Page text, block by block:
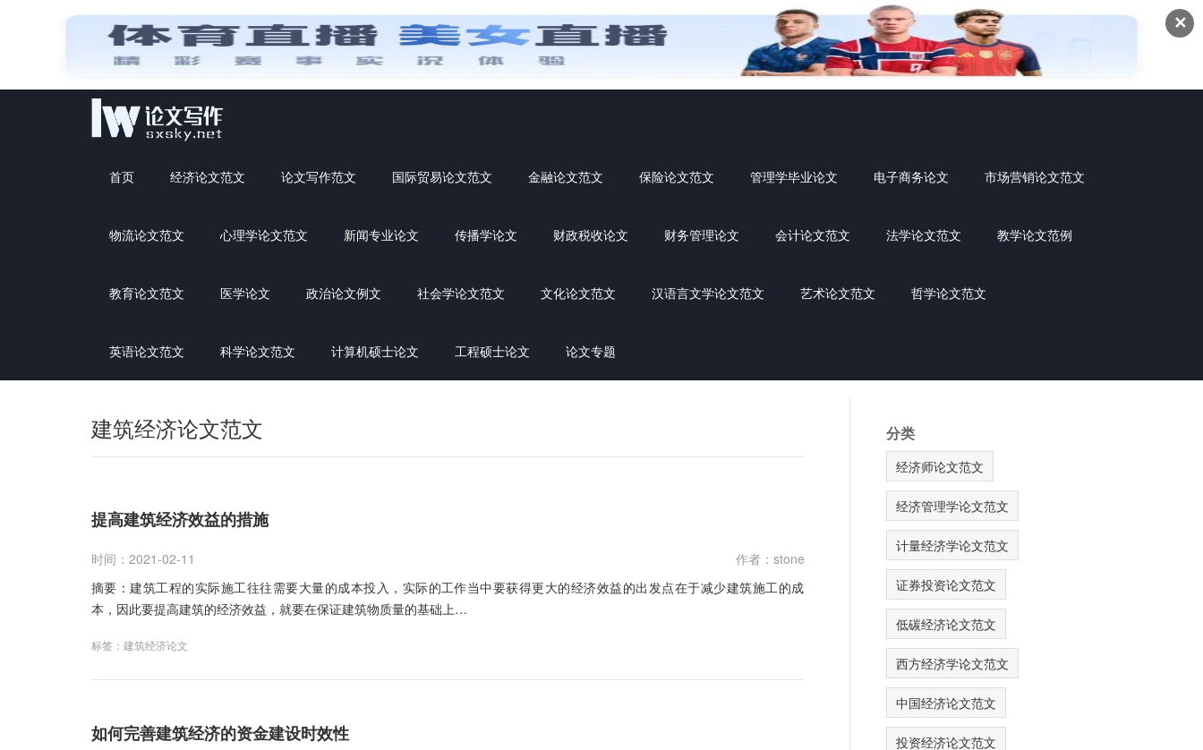
✕
首页 经济论文范文 论文写作范文 国际贸易论文范文 金融论文范文 保险论文范文 管理学毕业论文 电子商务论文 市场营销论文范文
物流论文范文 心理学论文范文 新闻专业论文 传播学论文 财政税收论文 财务管理论文 会计论文范文 法学论文范文 教学论文范例
教育论文范文 医学论文 政治论文例文 社会学论文范文 文化论文范文 汉语言文学论文范文 艺术论文范文 哲学论文范文
英语论文范文 科学论文范文 计算机硕士论文 工程硕士论文 论文专题
建筑经济论文范文
提高建筑经济效益的措施
时间：2021-02-11
作者：stone
摘要：建筑工程的实际施工往往需要大量的成本投入，实际的工作当中要获得更大的经济效益的出发点在于减少建筑施工的成
本，因此要提高建筑的经济效益，就要在保证建筑物质量的基础上…
标签： 建筑经济论文
如何完善建筑经济的资金建设时效性
分类
经济师论文范文
经济管理学论文范文
计量经济学论文范文
证券投资论文范文
低碳经济论文范文
西方经济学论文范文
中国经济论文范文
投资经济论文范文